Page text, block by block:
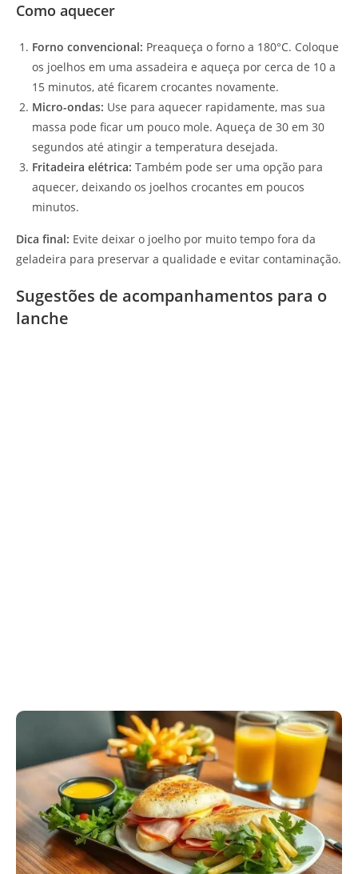
Como aquecer
Forno convencional: Preaqueça o forno a 180°C. Coloque
os joelhos em uma assadeira e aqueça por cerca de 10 a
15 minutos, até ficarem crocantes novamente.
Micro-ondas: Use para aquecer rapidamente, mas sua
massa pode ficar um pouco mole. Aqueça de 30 em 30
segundos até atingir a temperatura desejada.
Fritadeira elétrica: Também pode ser uma opção para
aquecer, deixando os joelhos crocantes em poucos
minutos.
Dica final: Evite deixar o joelho por muito tempo fora da
geladeira para preservar a qualidade e evitar contaminação.
Sugestões de acompanhamentos para o
lanche